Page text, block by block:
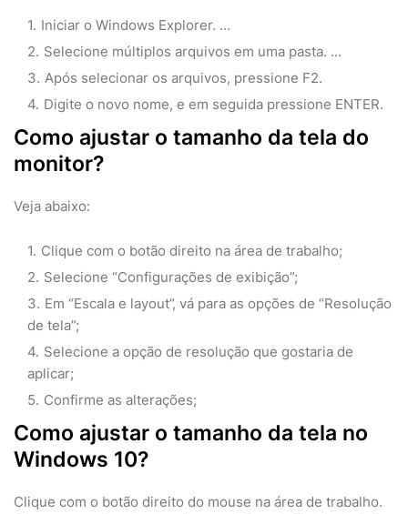
Iniciar o Windows Explorer. ...
Selecione múltiplos arquivos em uma pasta. ...
Após selecionar os arquivos, pressione F2.
Digite o novo nome, e em seguida pressione ENTER.
Como ajustar o tamanho da tela do
monitor?
Veja abaixo:
Clique com o botão direito na área de trabalho;
Selecione “Configurações de exibição”;
Em “Escala e layout”, vá para as opções de “Resolução
de tela”;
Selecione a opção de resolução que gostaria de
aplicar;
Confirme as alterações;
Como ajustar o tamanho da tela no
Windows 10?
Clique com o botão direito do mouse na área de trabalho.